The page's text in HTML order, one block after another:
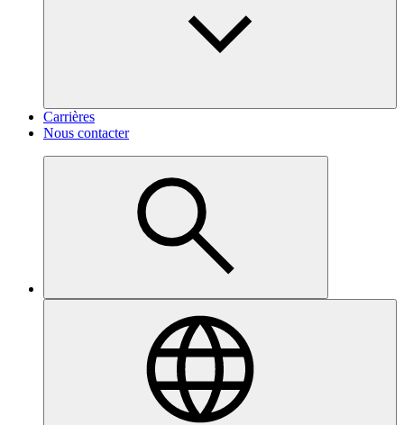
Carrières
Nous contacter